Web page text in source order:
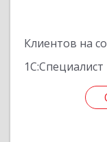
Клиентов на
1С:Специалист